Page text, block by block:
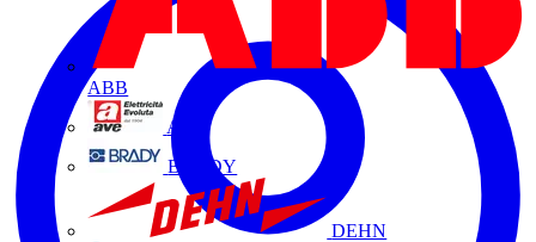
ABB
AVE
BRADY
DEHN